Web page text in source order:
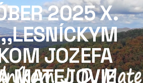
2025 X.
JOZEFA
MATEJOVIE